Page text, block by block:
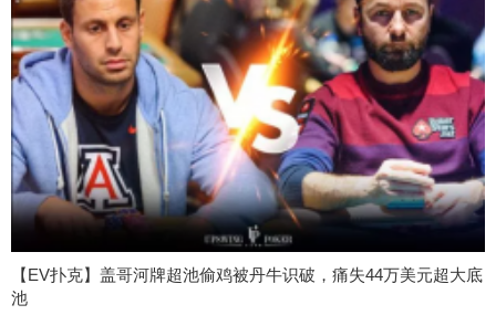
【EV扑克】盖哥河牌超池偷鸡被丹牛识破，痛失44万美元超大底
池